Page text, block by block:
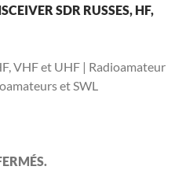
SDR RUSSES, HF,
VHF et UHF | Radioamateur
et SWL